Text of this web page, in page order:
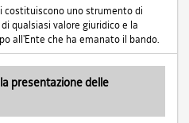
costituiscono uno strumento di
qualsiasi valore giuridico e la
all'Ente che ha emanato il bando.
presentazione delle